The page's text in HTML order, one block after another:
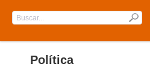
QUIÉNES SOMOS
Política